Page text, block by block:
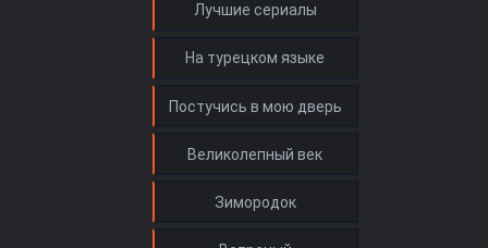
Лучшие сериалы
На турецком языке